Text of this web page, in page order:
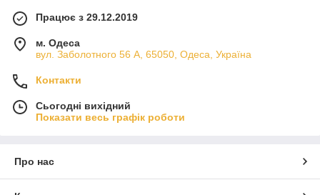
Працює з 29.12.2019
м. Одеса
вул. Заболотного 56 А, 65050, Одеса, Україна
Контакти
Сьогодні вихідний
Показати весь графік роботи
Про нас